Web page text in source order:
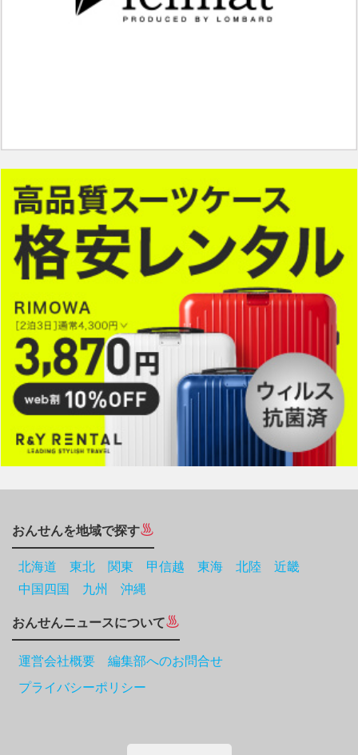
おんせんを地域で探す
北海道 東北 関東 甲信越 東海 北陸
近畿
中国四国
九州 沖縄
おんせんニュースについて
運営会社概要 編集部へのお問合せ
プライバシーポリシー